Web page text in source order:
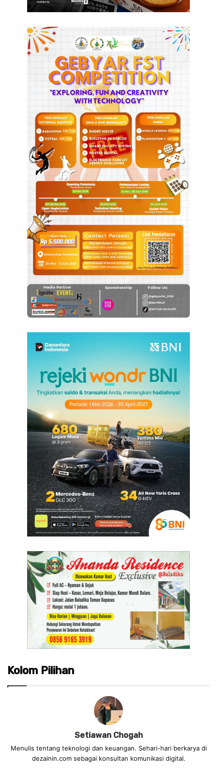
Kolom Pilihan
Setiawan Chogah
Menulis tentang teknologi dan keuangan. Sehari-hari berkarya di
dezainin.com sebagai konsultan komunikasi digital.